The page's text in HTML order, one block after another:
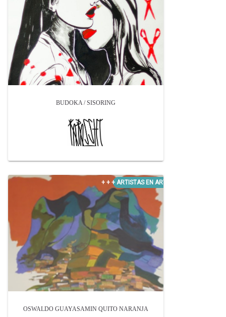
BUDOKA / SISORING
OSWALDO GUAYASAMIN QUITO NARANJA